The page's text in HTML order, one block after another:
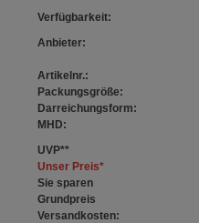
Verfügbarkeit:
Anbieter:
Artikelnr.:
Packungsgröße:
Darreichungsform:
MHD:
UVP**
Unser Preis*
Sie sparen
Grundpreis
Versandkosten: